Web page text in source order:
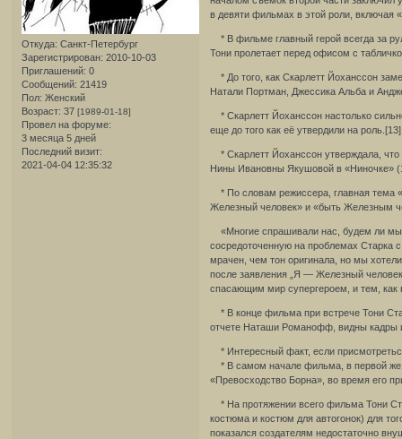
Откуда: Санкт-Петербург
Зарегистрирован: 2010-10-03
Приглашений: 0
Сообщений: 21419
Пол: Женский
Возраст: 37 [1989-01-18]
Провел на форуме:
3 месяца 5 дней
Последний визит:
2021-04-04 12:35:32
в девяти фильмах в этой роли, включая
* В фильме главный герой всегда за
Тони пролетает перед офисом с
* До того, как Скарлетт Йоханссон
Натали Портман, Джессика Альба и
* Скарлетт Йоханссон настолько
еще до того как её утвердили на роль.[13]
* Скарлетт Йоханссон утверждала,
Нины Ивановны Якушовой в «Ниночке»
* По словам режиссера, главная тема
Железный человек» и «быть Железным
«Многие спрашивали нас, будем ли мы
сосредоточенную на проблемах Старка
мрачен, чем тон оригинала, но мы
после заявления „Я — Железный
спасающим мир супергероем, и тем, как
* В конце фильма при встрече Тони
отчете Наташи Романофф, видны кадры
* Интересный факт, если
* В самом начале фильма, в первой же
«Превосходство Борна», во время его
* На протяжении всего фильма Тони
костюма и костюм для автогонок) для
показался создателям недостаточно